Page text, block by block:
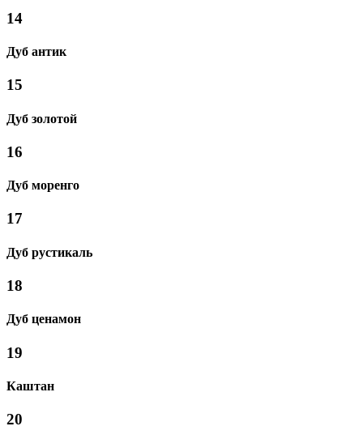
14
Дуб антик
15
Дуб золотой
16
Дуб моренго
17
Дуб рустикаль
18
Дуб ценамон
19
Каштан
20